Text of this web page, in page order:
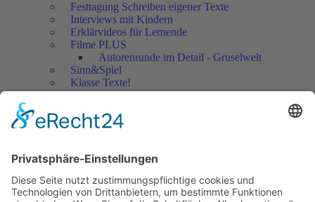
Festtagung Schreiben eigener Texte
Interviews mit Kindern
Erklärvideos für Lernende
Filme PLUS
Autorenrunde im Detail - Gruselwelt
Sinn&Spiel
Klasse Texte!
Filmausschnitte Grundschule
Jedes Kind wertschätzen!
Artikel
Artikel 2018
Artikel 2017